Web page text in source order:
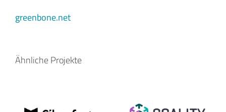
greenbone.net
Ähnliche Projekte